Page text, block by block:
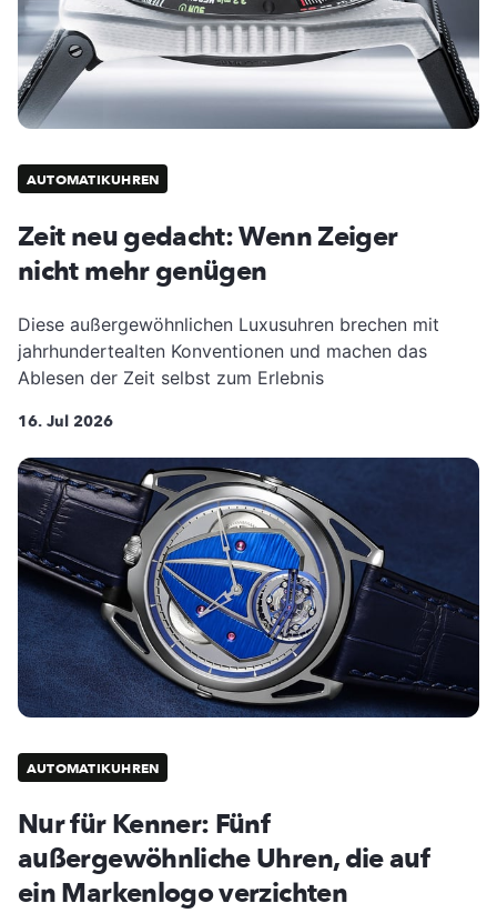
AUTOMATIKUHREN
Zeit neu gedacht: Wenn Zeiger
nicht mehr genügen
Diese außergewöhnlichen Luxusuhren brechen mit
jahrhundertealten Konventionen und machen das
Ablesen der Zeit selbst zum Erlebnis
16. Jul 2026
AUTOMATIKUHREN
Nur für Kenner: Fünf
außergewöhnliche Uhren, die auf
ein Markenlogo verzichten